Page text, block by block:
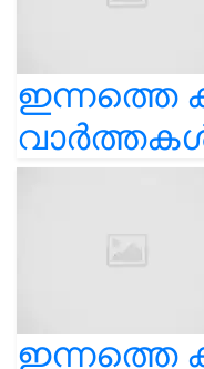
ഇന്നത്തെ
വാർത്തകൾ
ഇന്നത്തെ